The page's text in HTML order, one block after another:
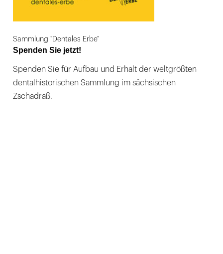
Sammlung "Dentales Erbe"
Spenden Sie jetzt!
Spenden Sie für Aufbau und Erhalt der weltgrößten
dentalhistorischen Sammlung im sächsischen
Zschadraß.